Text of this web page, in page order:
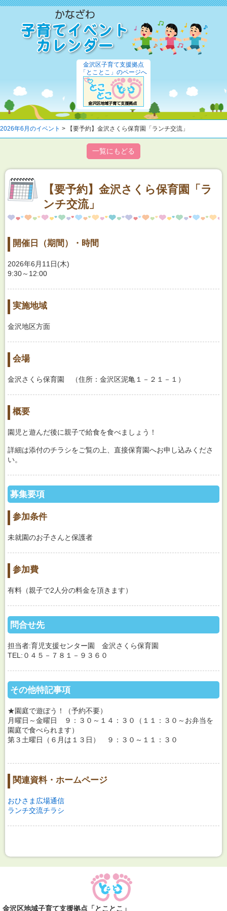
金沢区子育て支援拠点
「とことこ」のページへ
2026年6月のイベント > 【要予約】金沢さくら保育園「ランチ交流」
一覧にもどる
【要予約】金沢さくら保育園「ラ
ンチ交流」
開催日（期間）・時間
2026年6月11日(木)
9:30～12:00
実施地域
金沢地区方面
会場
金沢さくら保育園 （住所：金沢区泥亀１－２１－１）
概要
園児と遊んだ後に親子で給食を食べましょう！
詳細は添付のチラシをご覧の上、直接保育園へお申し込みくださ
い。
募集要項
参加条件
未就園のお子さんと保護者
参加費
有料（親子で2人分の料金を頂きます）
問合せ先
担当者:育児支援センター園 金沢さくら保育園
TEL:０４５－７８１－９３６０
その他特記事項
★園庭で遊ぼう！（予約不要）
月曜日～金曜日 ９：３０～１４：３０（１１：３０～お弁当を
園庭で食べられます）
第３土曜日（６月は１３日） ９：３０～１１：３０
関連資料・ホームページ
おひさま広場通信
ランチ交流チラシ
金沢区地域子育て支援拠点「とことこ」